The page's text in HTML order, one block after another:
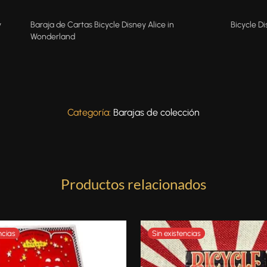
Baraja de Cartas Bicycle Disney Alice in
Wonderland
Bicycle
Categoría: Barajas de colección
Productos relacionados